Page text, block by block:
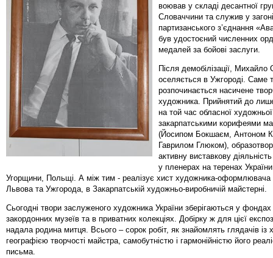
воював у складі десантної
Словаччини та служив у загоні
партизанського з’єднання
був удостоєний численних
медалей за бойові заслуги.
Після демобілізації, Михайло
оселяється в Ужгороді. Саме
розпочинається насичене
художника. Прийнятий до
на той час обласної художньої
закарпатськими корифеями
(Йосипом Бокшаєм, Антоном
Гаврилом Глюком),
активну виставкову
у пленерах на теренах
Угорщини, Польщі. А між тим - реалізує хист художника-оформлювача
Львова та Ужгорода, в Закарпатській художньо-виробничій майстерні.
Сьогодні твори заслуженого художника України зберігаються у фондах
закордонних музеїв та в приватних колекціях. Добірку ж для цієї
надала родина митця. Всього – сорок робіт, як знайомлять глядачів із
географією творчості майстра, самобутністю і гармонійністю його
письма.